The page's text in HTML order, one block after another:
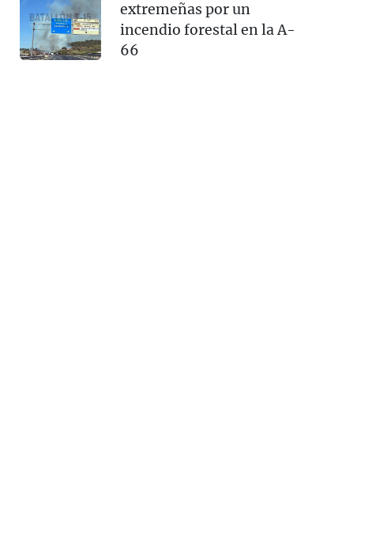
extremeñas por un
incendio forestal en la A-
66